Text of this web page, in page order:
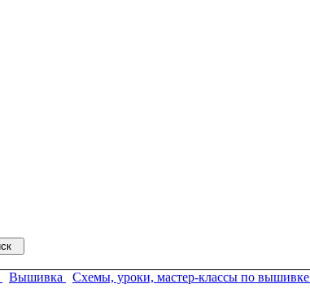
Вышивка Схемы, уроки, мастер-классы по вышивке